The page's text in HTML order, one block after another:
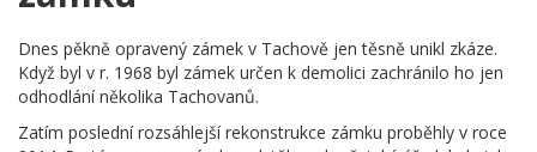
Dnes pěkně opravený zámek v Tachově jen těsně unikl zkáze.
Když byl v r. 1968 byl zámek určen k demolici zachránilo ho jen
odhodlání několika Tachovanů.
Zatím poslední rozsáhlejší rekonstrukce zámku proběhly v roce